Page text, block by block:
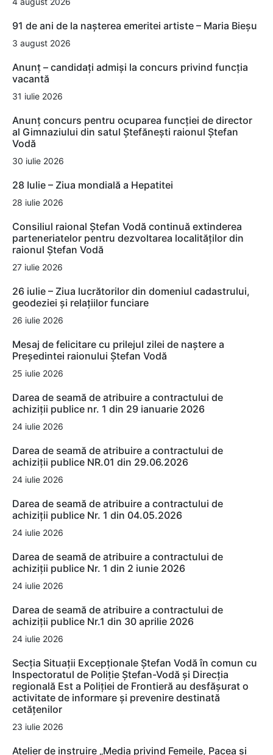
91 de ani de la nașterea emeritei artiste – Maria Bieșu
3 august 2026
Anunț – candidați admiși la concurs privind funcția
vacantă
31 iulie 2026
Anunț concurs pentru ocuparea funcției de director
al Gimnaziului din satul Ștefănești raionul Ștefan
Vodă
30 iulie 2026
28 Iulie – Ziua mondială a Hepatitei
28 iulie 2026
Consiliul raional Ștefan Vodă continuă extinderea
parteneriatelor pentru dezvoltarea localităților din
raionul Ștefan Vodă
27 iulie 2026
26 iulie – Ziua lucrătorilor din domeniul cadastrului,
geodeziei și relațiilor funciare
26 iulie 2026
Mesaj de felicitare cu prilejul zilei de naștere a
Președintei raionului Ștefan Vodă
25 iulie 2026
Darea de seamă de atribuire a contractului de
achiziții publice nr. 1 din 29 ianuarie 2026
24 iulie 2026
Darea de seamă de atribuire a contractului de
achiziții publice NR.01 din 29.06.2026
24 iulie 2026
Darea de seamă de atribuire a contractului de
achiziții publice Nr. 1 din 04.05.2026
24 iulie 2026
Darea de seamă de atribuire a contractului de
achiziții publice Nr. 1 din 2 iunie 2026
24 iulie 2026
Darea de seamă de atribuire a contractului de
achiziții publice Nr.1 din 30 aprilie 2026
24 iulie 2026
Secția Situații Excepționale Ștefan Vodă în comun cu
Inspectoratul de Poliție Ștefan-Vodă și Direcția
regională Est a Poliției de Frontieră au desfășurat o
activitate de informare și prevenire destinată
cetățenilor
23 iulie 2026
Atelier de instruire „Media privind Femeile, Pacea și